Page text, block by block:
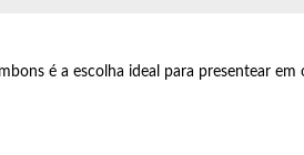
é a escolha ideal para presentear